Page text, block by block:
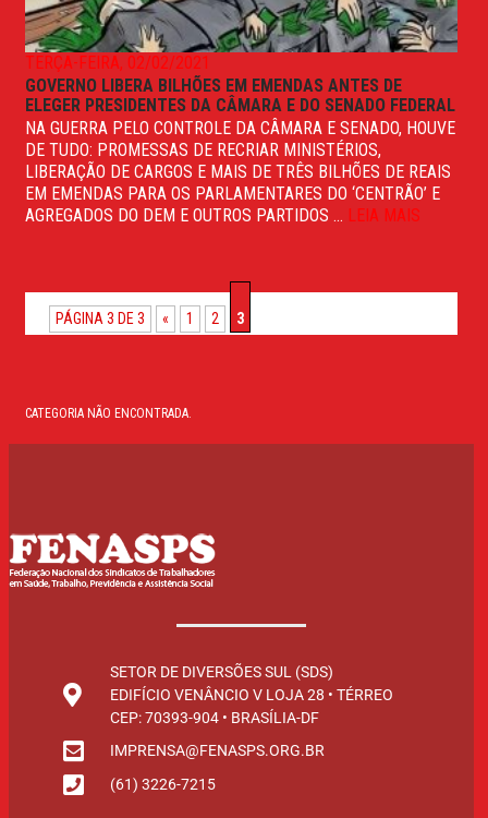
TERÇA-FEIRA, 02/02/2021
GOVERNO LIBERA BILHÕES EM EMENDAS ANTES DE
ELEGER PRESIDENTES DA CÂMARA E DO SENADO FEDERAL
NA GUERRA PELO CONTROLE DA CÂMARA E SENADO, HOUVE
DE TUDO: PROMESSAS DE RECRIAR MINISTÉRIOS,
LIBERAÇÃO DE CARGOS E MAIS DE TRÊS BILHÕES DE REAIS
EM EMENDAS PARA OS PARLAMENTARES DO ‘CENTRÃO’ E
AGREGADOS DO DEM E OUTROS PARTIDOS ... LEIA MAIS
PÁGINA 3 DE 3 « 1 2 3
CATEGORIA NÃO ENCONTRADA.
SETOR DE DIVERSÕES SUL (SDS)
EDIFÍCIO VENÂNCIO V LOJA 28 • TÉRREO
CEP: 70393-904 • BRASÍLIA-DF
IMPRENSA@FENASPS.ORG.BR
(61) 3226-7215